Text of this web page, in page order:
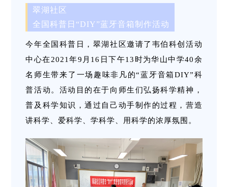
翠湖社区
全国科普日“DIY”蓝牙音箱制作活动
今年全国科普日，翠湖社区邀请了韦伯科创活动
中心在2021年9月16日下午13时为华山中学40余
名师生带来了一场趣味非凡的“蓝牙音箱DIY”科
普活动。活动目的在于向师生们弘扬科学精神，
普及科学知识，通过自己动手制作的过程，营造
讲科学、爱科学、学科学、用科学的浓厚氛围。